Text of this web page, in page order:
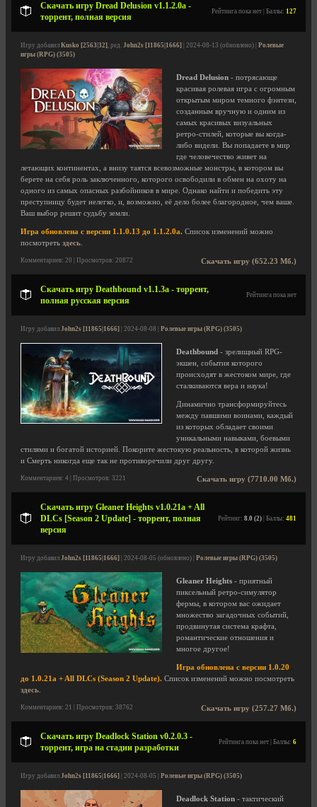
Скачать игру Dread Delusion v1.1.2.0a -
торрент, полная версия
Рейтинга пока нет | Баллы: 127
Игру добавил Kusko [2563|32], ред. John2s [11865|1666] | 2024-08-13 (обновлено) | Ролевые
игры (RPG) (3505)
Dread Delusion - потрясающе
красивая ролевая игра с огромным
открытым миром темного фэнтези,
созданным вручную и одним из
самых красивых визуальных
ретро-стилей, которые вы когда-
либо видели. Вы попадаете в мир
где человечество живет на
летающих континентах, а внизу таятся всевозможные монстры, в котором вы
берете на себя роль заключенного, которого освободили в обмен на охоту на
одного из самых опасных разбойников в мире. Однако найти и победить эту
преступницу будет нелегко, и, возможно, её дело более благородное, чем ваше.
Ваш выбор решит судьбу земли.
Игра обновлена с версии 1.1.0.13 до 1.1.2.0a. Список изменений можно
посмотреть здесь
Скачать игру (652.23 Мб.)
Комментариев: 20 | Просмотров: 20872
Скачать игру Deathbound v1.1.3a - торрент,
полная русская версия
Рейтинга пока нет
Игру добавил John2s [11865|1666] | 2024-08-08 | Ролевые игры (RPG) (3505)
Deathbound - зрелищный RPG-
экшен, события которого
происходят в жестоком мире, где
сталкиваются вера и наука!
Динамично трансформируйтесь
между павшими воинами, каждый
из которых обладает своими
уникальными навыками, боевыми
стилями и богатой историей. Покорите жестокую реальность, в которой жизнь
и Смерть никогда еще так не противоречили друг другу.
Скачать игру (7710.00 Мб.)
Комментариев: 4 | Просмотров: 3221
Скачать игру Gleaner Heights v1.0.21a + All
DLCs [Season 2 Update] - торрент, полная
версия
Рейтинг: 8.0 (2) | Баллы: 481
Игру добавил John2s [11865|1666] | 2024-08-05 (обновлено) | Ролевые игры (RPG) (3505)
Gleaner Heights - приятный
пиксельный ретро-симулятор
фермы, в котором вас ожидает
множество загадочных событий,
продвинутая система крафта,
романтические отношения и
многое другое!
Игра обновлена с версии 1.0.20
до 1.0.21a + All DLCs (Season 2 Update). Список изменений можно посмотреть
здесь
Скачать игру (257.27 Мб.)
Комментариев: 21 | Просмотров: 38762
Скачать игру Deadlock Station v0.2.0.3 -
торрент, игра на стадии разработки
Рейтинга пока нет | Баллы: 6
Игру добавил John2s [11865|1666] | 2024-08-05 | Ролевые игры (RPG) (3505)
Deadlock Station - тактический